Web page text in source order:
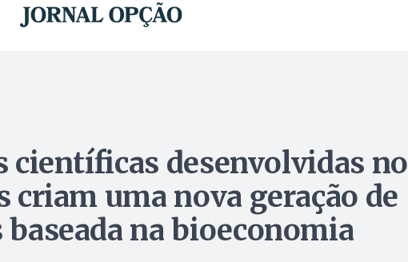
científicas desenvolvidas no
criam uma nova geração de
baseada na bioeconomia